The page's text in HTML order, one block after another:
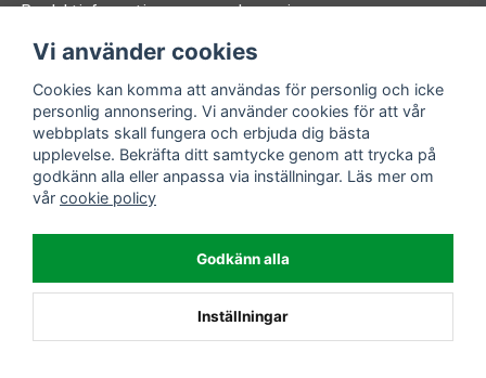
Produktinformation
FAQ
Logga in
Glömt lösenord?
Följ oss
Facebook
Instagram
Handla enkelt
Enkla leveranser
Vi använder cookies
Cookies kan komma att användas för personlig och icke
personlig annonsering. Vi använder cookies för att vår
webbplats skall fungera och erbjuda dig bästa
upplevelse. Bekräfta ditt samtycke genom att trycka på
godkänn alla eller anpassa via inställningar. Läs mer om
vår cookie policy
Godkänn alla
Inställningar